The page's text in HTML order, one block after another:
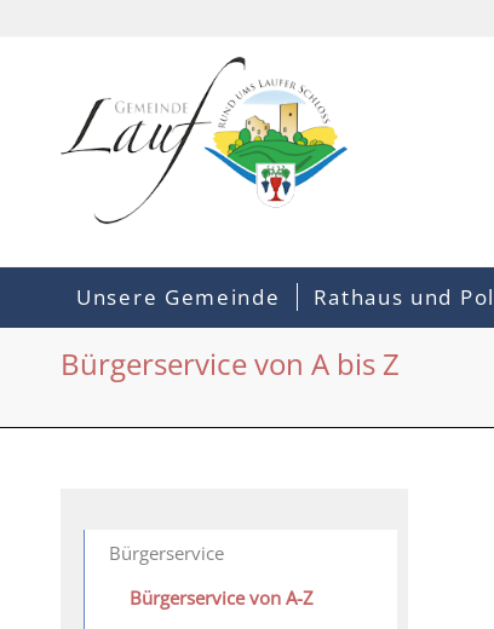
Unsere Gemeinde Rathaus und
Bürgerservice von A bis Z
Bürgerservice
Bürgerservice von A-Z